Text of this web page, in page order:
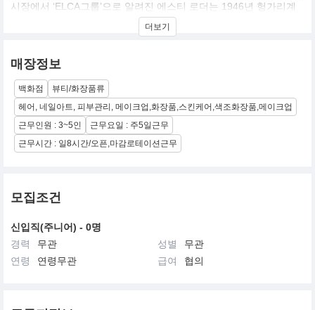
시장에서 ‘ELCA그룹’으로 알려진 에스티 로더는 1946년 헝가리계
유대인 에스티 로더가 미국 뉴욕에서 세운 기업. ‘우리가 만나는 모
든 이에게 최고의 제품과 서비스를 선사한다’는 경영 철학을 내세워
티 로더, 랩시리즈, 크리니크, 오리진스, 라메르, 달팡, 맥, 바비브라
운, 아베다, 조말론, 톰포드 뷰티, 글램글로우, 르라보 등 13개 브랜
드가 수입되고 있다
더보기
매장정보
백화점
뷰티/화장품류
헤어, 네일아트, 피부관리, 메이크업,화장품,스킨케어,색조화장품,메이크업
근무인원 : 3~5인
근무요일 : 주5일근무
근무시간 : 일8시간/오픈,마감로테이션근무
모집조건
신입직(주니어) - 0명
경력
무관 성별
무관
연령
연령무관 급여 협의